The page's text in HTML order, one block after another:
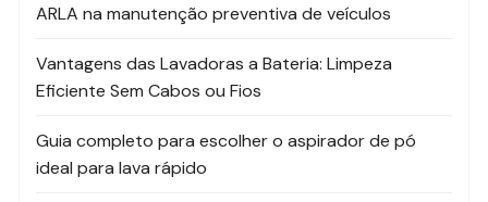
ARLA na manutenção preventiva de veículos
Vantagens das Lavadoras a Bateria: Limpeza
Eficiente Sem Cabos ou Fios
Guia completo para escolher o aspirador de pó
ideal para lava rápido